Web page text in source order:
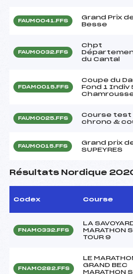
FAUM0041.FFS
Grand Prix
Besse
FAUM0032.FFS
Chpt
du Cantal
FDAM0015.FFS
Coupe du
Fond 1 Indiv
FAUM0025.FFS
Course test
chrono &
FAUM0015.FFS
Grand prix
SUPEYRES
Résultats Nordique
Codex Course
FNAM0332.FFS
LA
MARATHON
TOUR 9
FNAM0282.FFS
LE
GRAND BEC
MARATHON